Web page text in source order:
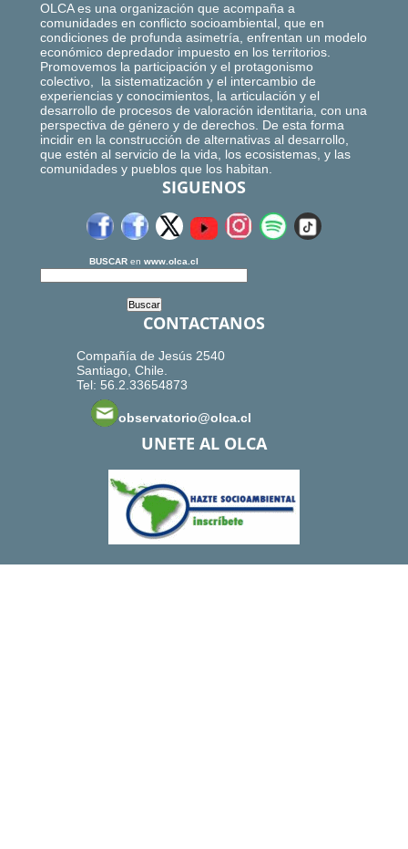
OLCA es una organización que acompaña a
comunidades en conflicto socioambiental, que en
condiciones de profunda asimetría, enfrentan un modelo
económico depredador impuesto en los territorios.
Promovemos la participación y el protagonismo
colectivo, la sistematización y el intercambio de
experiencias y conocimientos, la articulación y el
desarrollo de procesos de valoración identitaria, con una
perspectiva de género y de derechos. De esta forma
incidir en la construcción de alternativas al desarrollo,
que estén al servicio de la vida, los ecosistemas, y las
comunidades y pueblos que los habitan.
SIGUENOS
BUSCAR en www.olca.cl
CONTACTANOS
Compañía de Jesús 2540
Santiago, Chile.
Tel: 56.2.33654873
observatorio@olca.cl
UNETE AL OLCA